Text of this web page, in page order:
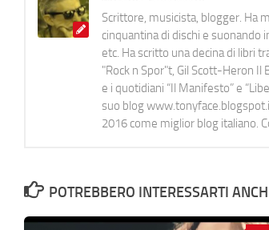
Scrittore, musicista, blogger. Ha
cinquantina di dischi e suonando
etc. Ha scritto una decina di libri
"Rock n Spor"t, Gil Scott-Heron Il
e i quotidiani “Il Manifesto” e
suo blog
2016 come miglior blog italiano.
POTREBBERO INTERESSARTI